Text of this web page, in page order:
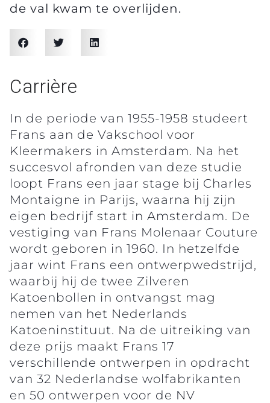
de val kwam te overlijden.
Carrière
In de periode van 1955-1958 studeert
Frans aan de Vakschool voor
Kleermakers in Amsterdam. Na het
succesvol afronden van deze studie
loopt Frans een jaar stage bij Charles
Montaigne in Parijs, waarna hij zijn
eigen bedrijf start in Amsterdam. De
vestiging van Frans Molenaar Couture
wordt geboren in 1960. In hetzelfde
jaar wint Frans een ontwerpwedstrijd,
waarbij hij de twee Zilveren
Katoenbollen in ontvangst mag
nemen van het Nederlands
Katoeninstituut. Na de uitreiking van
deze prijs maakt Frans 17
verschillende ontwerpen in opdracht
van 32 Nederlandse wolfabrikanten
en 50 ontwerpen voor de NV